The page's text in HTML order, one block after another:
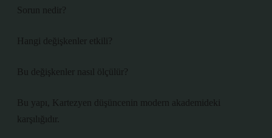
Sorun nedir?
Hangi değişkenler etkili?
Bu değişkenler nasıl ölçülür?
Bu yapı, Kartezyen düşüncenin modern akademideki
karşılığıdır.